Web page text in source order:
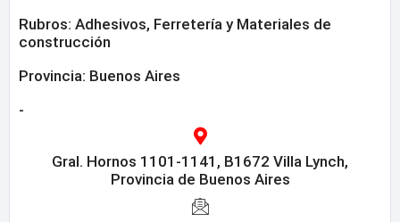
Rubros: Adhesivos, Ferretería y Materiales de
construcción
Provincia: Buenos Aires
-
Gral. Hornos 1101-1141, B1672 Villa Lynch,
Provincia de Buenos Aires